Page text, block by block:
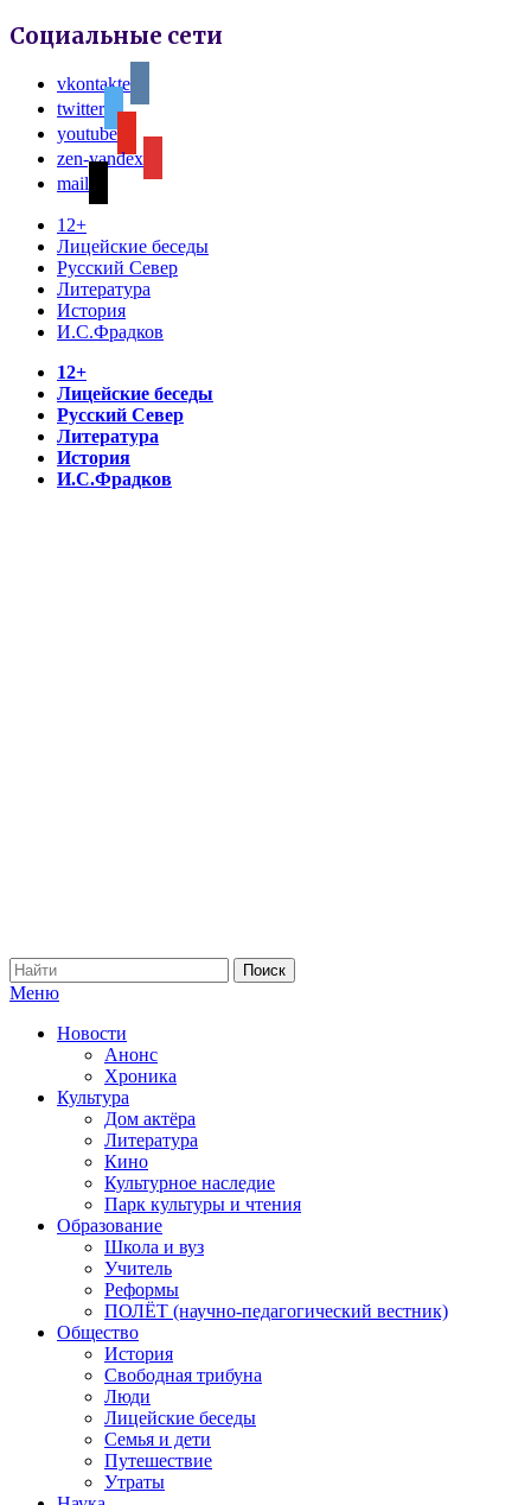
Социальные сети
vkontakte
twitter
youtube
zen-yandex
mail
12+
Лицейские беседы
Русский Север
Литература
История
И.С.Фрадков
12+
Лицейские беседы
Русский Север
Литература
История
И.С.Фрадков
Меню
Новости
Анонс
Хроника
Культура
Дом актёра
Литература
Кино
Культурное наследие
Парк культуры и чтения
Образование
Школа и вуз
Учитель
Реформы
ПОЛЁТ (научно-педагогический вестник)
Общество
История
Свободная трибуна
Люди
Лицейские беседы
Семья и дети
Путешествие
Утраты